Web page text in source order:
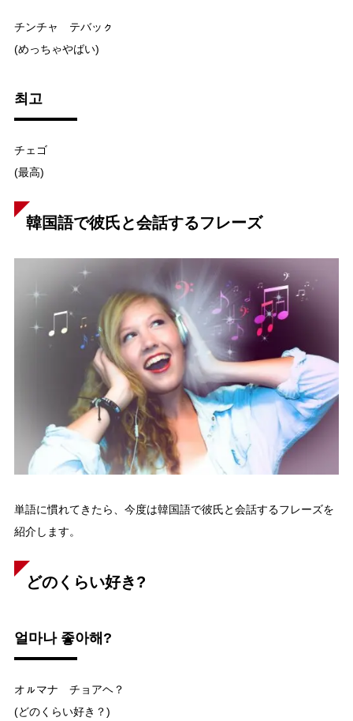
チンチャ テバッㇰ
(めっちゃやばい)
최고
チェゴ
(最高)
韓国語で彼氏と会話するフレーズ
単語に慣れてきたら、今度は韓国語で彼氏と会話するフレーズを
紹介します。
どのくらい好き?
얼마나 좋아해?
オㇽマナ チョアヘ？
(どのくらい好き？)